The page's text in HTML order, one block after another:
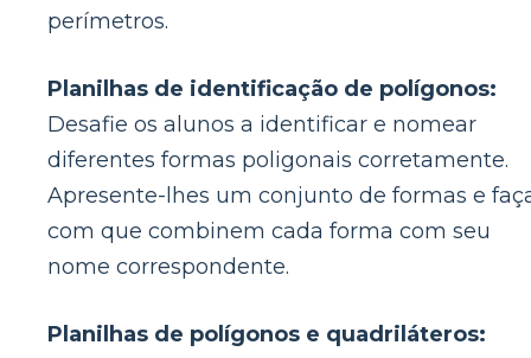
perímetros.
Planilhas de identificação de polígonos:
Desafie os alunos a identificar e nomear
diferentes formas poligonais corretamente.
Apresente-lhes um conjunto de formas e
com que combinem cada forma com seu
nome correspondente.
Planilhas de polígonos e quadriláteros: